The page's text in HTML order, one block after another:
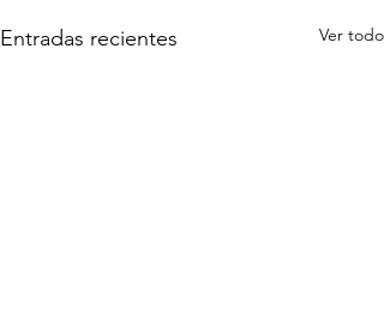
Entradas recientes Ver todo